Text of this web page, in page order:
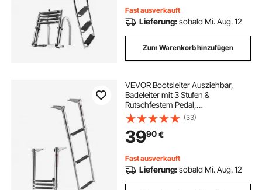
Fast ausverkauft
Lieferung:sobald Mi. Aug. 12
Zum Warenkorb hinzufügen
VEVOR Bootsleiter Ausziehbar,
Badeleiter mit 3 Stufen &
Rutschfestem Pedal,
Schwimmdeckleiter mit 272 kg
Tragkraft für Heckeinstieg,
Teleskopleiter aus 304 Edelstahl für
Boote Docks Pontons
Schwimmbad
(33)
3990€
Fast ausverkauft
Lieferung:sobald Mi. Aug. 12